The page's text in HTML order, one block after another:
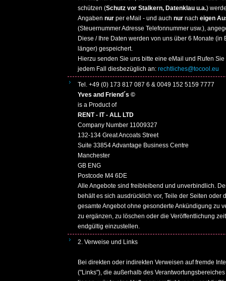
schützen (Schutz vor Stalkern, Datenklau u.a.)
Angaben nur per eMail - und auch nur nach eigen
(Steuernummer Adresse Telefonnummer usw.),
Diese / Ihre Daten werden von uns über 6 Monate (in
länger) gespeichert.
Hierzu senden Sie uns bitte eine eMail und Rufen Sie
jedem Fall diesbezüglich an: rechtliches@tocool.eu
Tel. +49 (0) 173 817 087 6 & 0049 152 5159 7777
Yves and Friend´s ©
is a Product of
RENT - IT - ALL LTD
Company Number 11009327
132-134 Great Ancoats Street
Suite 33854 Advantage Business Centre
Manchester
GB ENG
Postcode M4 6DE
Alle Angebote sind freibleibend und unverbindlich.
behält es sich ausdrücklich vor, Teile der Seiten oder
gesamte Angebot ohne gesonderte Ankündigung zu
zu ergänzen, zu löschen oder die Veröffentlichung
endgültig einzustellen.
2. Verweise und Links
Bei direkten oder indirekten Verweisen auf fremde
("Links"), die außerhalb des Verantwortungsbereiches